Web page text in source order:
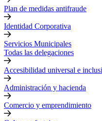
Plan de medidas antifraude
Identidad Corporativa
Servicios Municipales
Todas las delegaciones
Accesibilidad universal e
Administración y hacienda
Comercio y emprendimiento